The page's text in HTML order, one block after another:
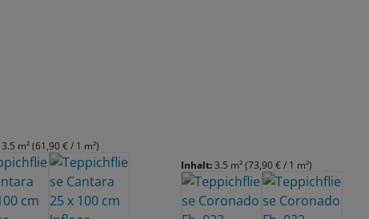
3.5 m²(61,90 € / 1 m²)
Inhalt:3.5 m²(73,90 € / 1 m²)